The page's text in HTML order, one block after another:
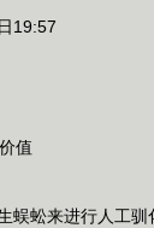
19:57
值
蜈蚣来进行人工